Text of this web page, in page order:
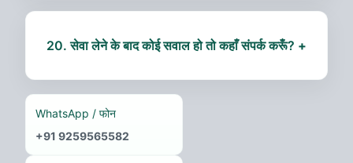
बैंक ट्रांसफर के माध्यम से किया जा सकता है।
20. सेवा लेने के बाद कोई सवाल हो तो कहाँ संपर्क करूँ? +
help@ruhanihealth.com
कर सकते हैं।
WhatsApp / फोन
+91 9259565582